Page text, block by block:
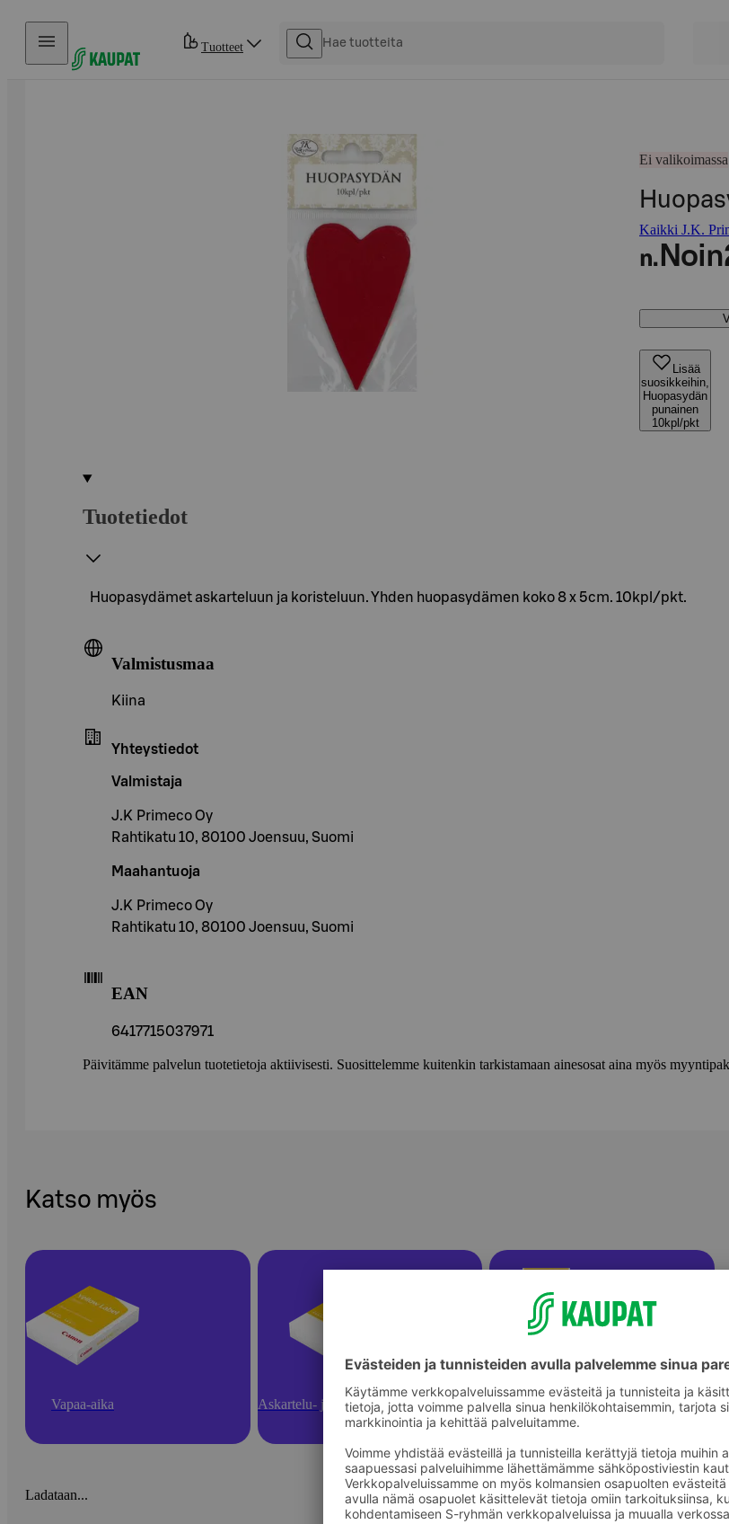
Hyppää sisältöön
Tuotteet
Ei valikoimassa
Kaikki J.K.
n. Noin
Lisää
suosikkeihin,
Huopasydän
punainen
10kpl/pkt
Tuotetiedot
Huopasydämet askarteluun ja koristeluun. Yhden huopasydämen koko 8 x 5cm. 10kpl/pkt.
Valmistusmaa
Kiina
Yhteystiedot
Valmistaja
J.K Primeco Oy
Rahtikatu 10, 80100 Joensuu, Suomi
Maahantuoja
J.K Primeco Oy
Rahtikatu 10, 80100 Joensuu, Suomi
EAN
6417715037971
Päivitämme palvelun tuotetietoja aktiivisesti. Suosittelemme kuitenkin tarkistamaan ainesosat aina myös
Katso myös
Vapaa-aika Askartelu- ja toimistotarvikkeet Askartelutarvikkeet
Ladataan...